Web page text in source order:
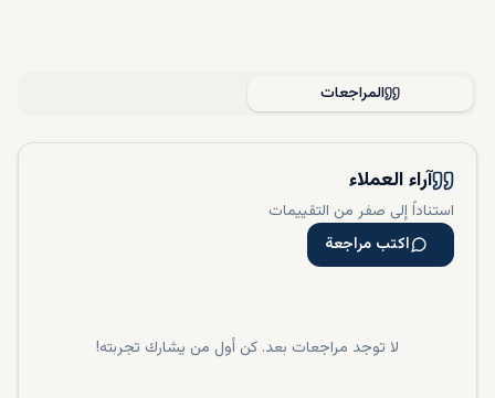
المراجعات
آراء العملاء
استناداً إلى صفر من التقييمات
اكتب مراجعة
لا توجد مراجعات بعد. كن أول من يشارك تجربته!